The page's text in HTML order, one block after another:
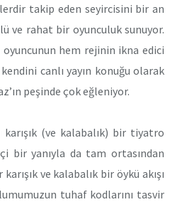
takip eden seyircisini bir an
ve rahat bir oyunculuk sunuyor.
oyuncunun hem rejinin ikna edici
canlı yayın konuğu olarak
peşinde çok eğleniyor.
karışık (ve kalabalık) bir tiyatro
bir yanıyla da tam ortasından
ve kalabalık bir öykü akışı
tuhaf kodlarını tasvir